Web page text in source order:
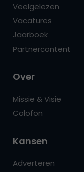
Veelgelezen
Vacatures
Jaarboek
Partnercontent
Over
Missie & Visie
Colofon
Kansen
Adverteren